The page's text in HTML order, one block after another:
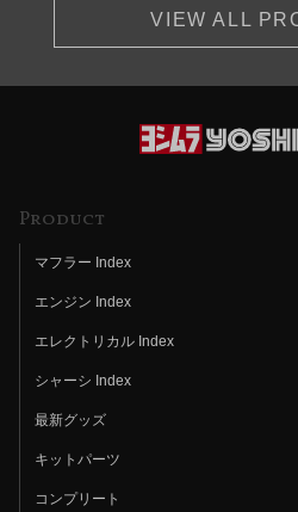
VIEW ALL
Product
マフラー Index
エンジン Index
エレクトリカル Index
シャーシ Index
最新グッズ
キットパーツ
コンプリート